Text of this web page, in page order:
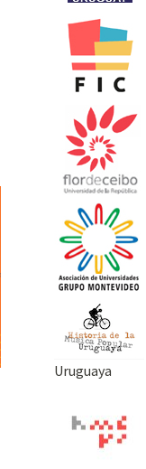
Uruguaya